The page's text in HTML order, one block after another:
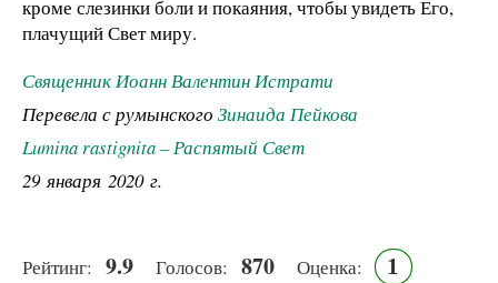
кроме слезинки боли и покаяния, чтобы увидеть Его,
плачущий Свет миру.
Священник Иоанн Валентин Истрати
Перевела с румынского Зинаида Пейкова
Lumina rastignita – Распятый Свет
29 января 2020 г.
Рейтинг: 9.9 Голосов: 870 Оценка: 1